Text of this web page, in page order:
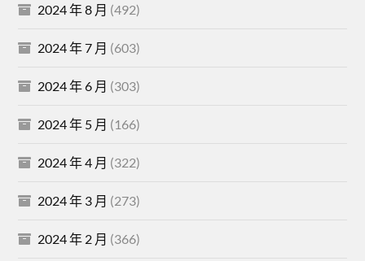
2024 年 8 月 (492)
2024 年 7 月 (603)
2024 年 6 月 (303)
2024 年 5 月 (166)
2024 年 4 月 (322)
2024 年 3 月 (273)
2024 年 2 月 (366)